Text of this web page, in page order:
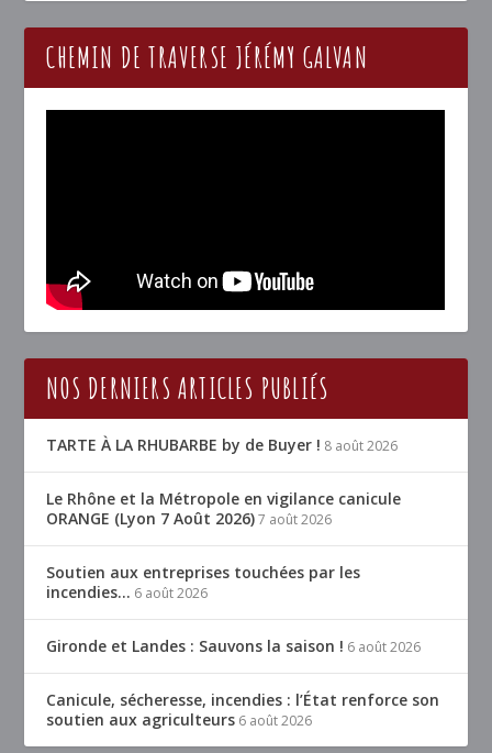
CHEMIN DE TRAVERSE JÉRÉMY GALVAN
NOS DERNIERS ARTICLES PUBLIÉS
TARTE À LA RHUBARBE by de Buyer ! 8 août 2026
Le Rhône et la Métropole en vigilance canicule
ORANGE (Lyon 7 Août 2026) 7 août 2026
Soutien aux entreprises touchées par les
incendies… 6 août 2026
Gironde et Landes : Sauvons la saison ! 6 août 2026
Canicule, sécheresse, incendies : l’État renforce son
soutien aux agriculteurs 6 août 2026